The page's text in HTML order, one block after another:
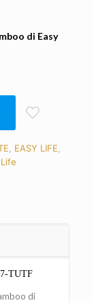
di Easy
EASY LIFE
TUTF
di